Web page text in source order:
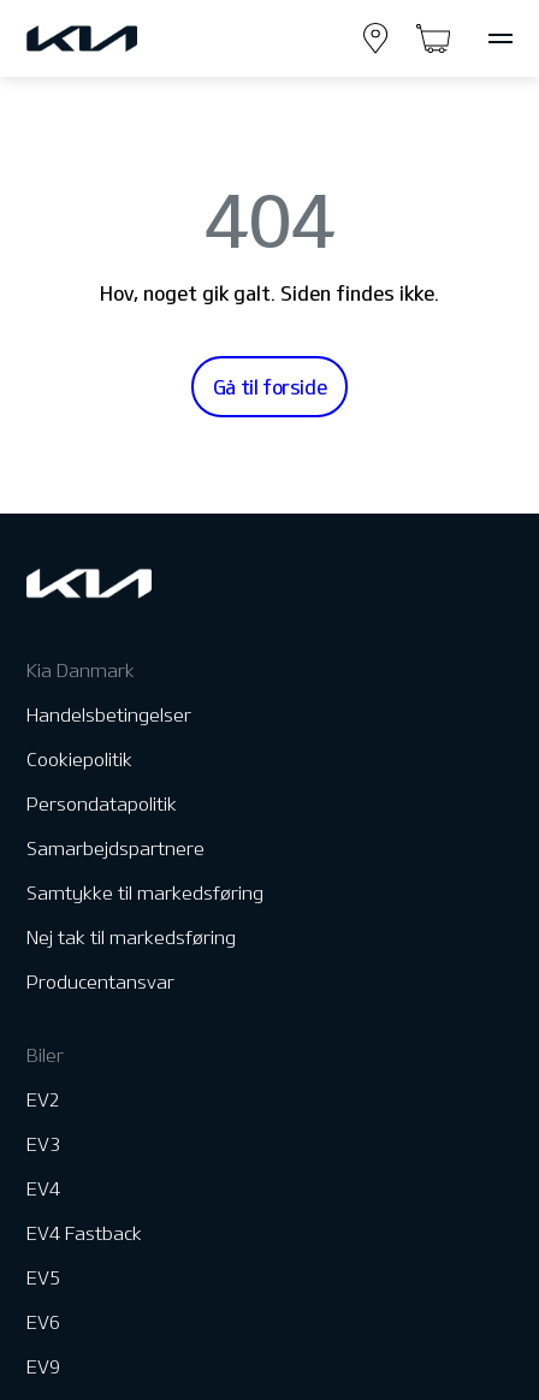
404
Hov, noget gik galt. Siden findes ikke.
Gå til forside
Kia Danmark
Handelsbetingelser
Cookiepolitik
Persondatapolitik
Samarbejdspartnere
Samtykke til markedsføring
Nej tak til markedsføring
Producentansvar
Biler
EV2
EV3
EV4
EV4 Fastback
EV5
EV6
EV9